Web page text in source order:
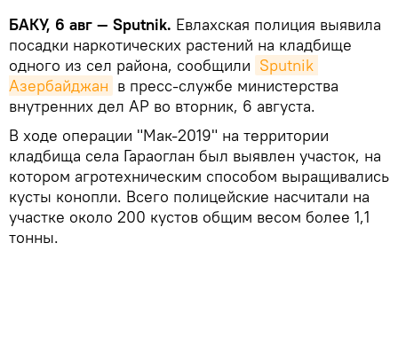
БАКУ, 6 авг — Sputnik. Евлахская полиция выявила
посадки наркотических растений на кладбище
одного из сел района, сообщили Sputnik
Азербайджан в пресс-службе министерства
внутренних дел АР во вторник, 6 августа.
В ходе операции "Мак-2019" на территории
кладбища села Гараоглан был выявлен участок, на
котором агротехническим способом выращивались
кусты конопли. Всего полицейские насчитали на
участке около 200 кустов общим весом более 1,1
тонны.